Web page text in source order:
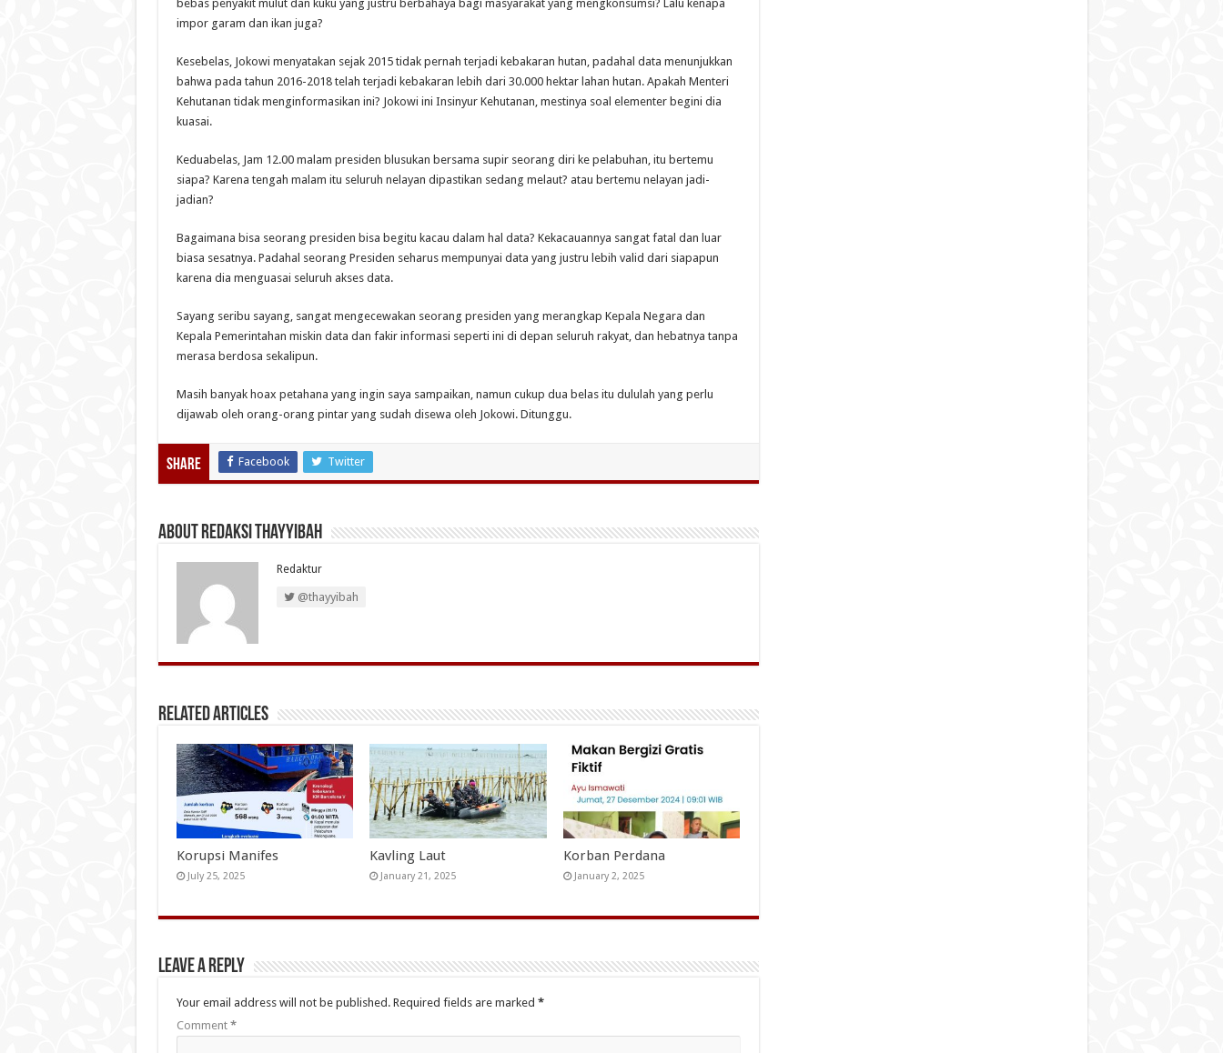
bebas penyakit mulut dan kuku yang justru berbahaya bagi masyarakat yang mengkonsumsi? Lalu kenapa
impor garam dan ikan juga?
Kesebelas, Jokowi menyatakan sejak 2015 tidak pernah terjadi kebakaran hutan, padahal data menunjukkan
bahwa pada tahun 2016-2018 telah terjadi kebakaran lebih dari 30.000 hektar lahan hutan. Apakah Menteri
Kehutanan tidak menginformasikan ini? Jokowi ini Insinyur Kehutanan, mestinya soal elementer begini dia
kuasai.
Keduabelas, Jam 12.00 malam presiden blusukan bersama supir seorang diri ke pelabuhan, itu bertemu
siapa? Karena tengah malam itu seluruh nelayan dipastikan sedang melaut? atau bertemu nelayan jadi-
jadian?
Bagaimana bisa seorang presiden bisa begitu kacau dalam hal data? Kekacauannya sangat fatal dan luar
biasa sesatnya. Padahal seorang Presiden seharus mempunyai data yang justru lebih valid dari siapapun
karena dia menguasai seluruh akses data.
Sayang seribu sayang, sangat mengecewakan seorang presiden yang merangkap Kepala Negara dan
Kepala Pemerintahan miskin data dan fakir informasi seperti ini di depan seluruh rakyat, dan hebatnya tanpa
merasa berdosa sekalipun.
Masih banyak hoax petahana yang ingin saya sampaikan, namun cukup dua belas itu dululah yang perlu
dijawab oleh orang-orang pintar yang sudah disewa oleh Jokowi. Ditunggu.
Share Facebook Twitter
About Redaksi Thayyibah
Redaktur
@thayyibah
Related Articles
Korupsi Manifes
July 25, 2025
Kavling Laut
January 21, 2025
Korban Perdana
January 2, 2025
Leave a Reply
Your email address will not be published. Required fields are marked *
Comment *